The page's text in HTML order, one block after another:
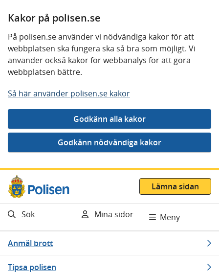
Kakor på polisen.se
På polisen.se använder vi nödvändiga kakor för att
webbplatsen ska fungera ska så bra som möjligt. Vi
använder också kakor för webbanalys för att göra
webbplatsen bättre.
Så här använder polisen.se kakor
Gå direkt till innehåll
Lämna sidan
Sök Mina sidor Meny
Anmäl brott
Tipsa polisen